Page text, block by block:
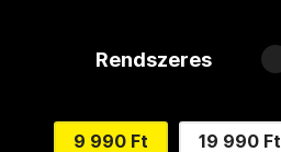
Rendszeres
9 990 Ft 19 990 Ft